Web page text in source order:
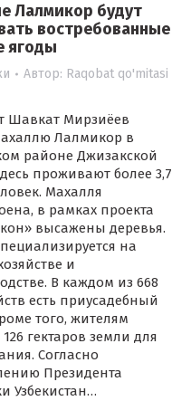
Лалмикор будут
востребованные
ягоды
Автор: Raqobat qo'mitasi
Шавкат Мирзиёев
Лалмикор в
районе Джизакской
проживают более 3,7
Махалля
в рамках проекта
высажены деревья.
на
и
В каждом из 668
есть приусадебный
того, жителям
гектаров земли для
Согласно
Президента
Узбекистан…